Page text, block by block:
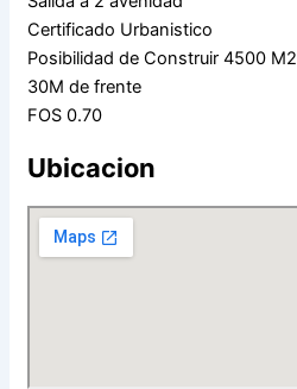
Certificado Urbanistico
Posibilidad de Construir 4500 M2
30M de frente
FOS 0.70
Ubicacion